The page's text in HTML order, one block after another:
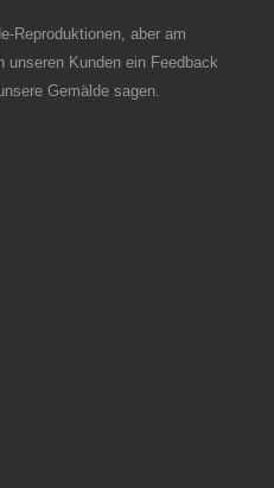
Reproduktionen, aber am
Kunden ein Feedback
Gemälde sagen.